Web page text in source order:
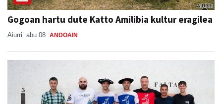
Gogoan hartu dute Katto Amilibia kultur eragilea
Aiurri abu 08 ANDOAIN